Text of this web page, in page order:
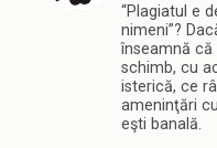
“Plagiatul e
nimeni”?
înseamnă că
schimb, cu
isterică, ce
ameninţări
eşti banală.